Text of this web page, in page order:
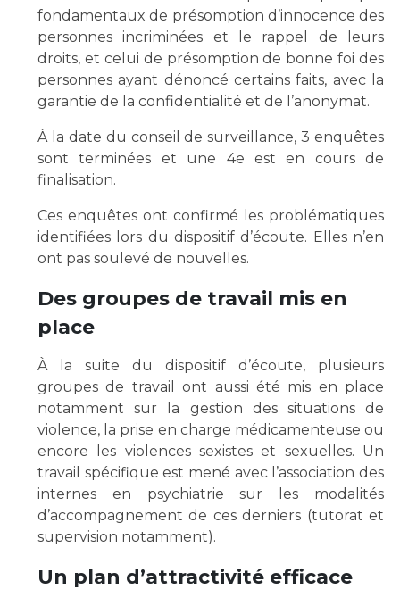
fondamentaux de présomption d’innocence des
personnes incriminées et le rappel de leurs
droits, et celui de présomption de bonne foi des
personnes ayant dénoncé certains faits, avec la
garantie de la confidentialité et de l’anonymat.
À la date du conseil de surveillance, 3 enquêtes
sont terminées et une 4e est en cours de
finalisation.
Ces enquêtes ont confirmé les problématiques
identifiées lors du dispositif d’écoute. Elles n’en
ont pas soulevé de nouvelles.
Des groupes de travail mis en
place
À la suite du dispositif d’écoute, plusieurs
groupes de travail ont aussi été mis en place
notamment sur la gestion des situations de
violence, la prise en charge médicamenteuse ou
encore les violences sexistes et sexuelles. Un
travail spécifique est mené avec l’association des
internes en psychiatrie sur les modalités
d’accompagnement de ces derniers (tutorat et
supervision notamment).
Un plan d’attractivité efficace